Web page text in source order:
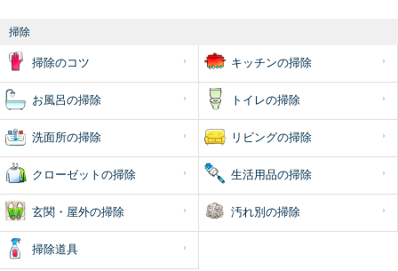
掃除
掃除のコツ キッチンの掃除
お風呂の掃除 トイレの掃除
洗面所の掃除 リビングの掃除
クローゼットの掃除 生活用品の掃除
玄関・屋外の掃除 汚れ別の掃除
掃除道具